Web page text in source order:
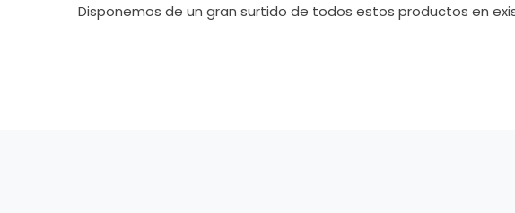
Disponemos de un gran surtido de todos estos productos en